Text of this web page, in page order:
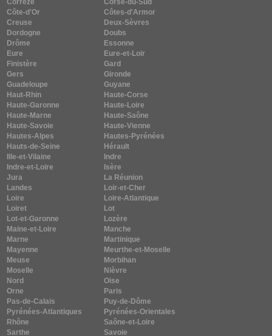
Corrèze
Corse-du-Sud
Côte-d'Or
Côtes-d'Armor
Creuse
Deux-Sèvres
Dordogne
Doubs
Drôme
Essonne
Eure
Eure-et-Loir
Finistère
Gard
Gers
Gironde
Guadeloupe
Guyane
Haut-Rhin
Haute-Corse
Haute-Garonne
Haute-Loire
Haute-Marne
Haute-Saône
Haute-Savoie
Haute-Vienne
Hautes-Alpes
Hautes-Pyrénées
Hauts-de-Seine
Hérault
Ille-et-Vilaine
Indre
Indre-et-Loire
Isère
Jura
La Réunion
Landes
Loir-et-Cher
Loire
Loire-Atlantique
Loiret
Lot
Lot-et-Garonne
Lozère
Maine-et-Loire
Manche
Marne
Martinique
Mayenne
Meurthe-et-Moselle
Meuse
Morbihan
Moselle
Nièvre
Nord
Oise
Orne
Paris
Pas-de-Calais
Puy-de-Dôme
Pyrénées-Atlantiques
Pyrénées-Orientales
Rhône
Saône-et-Loire
Sarthe
Savoie